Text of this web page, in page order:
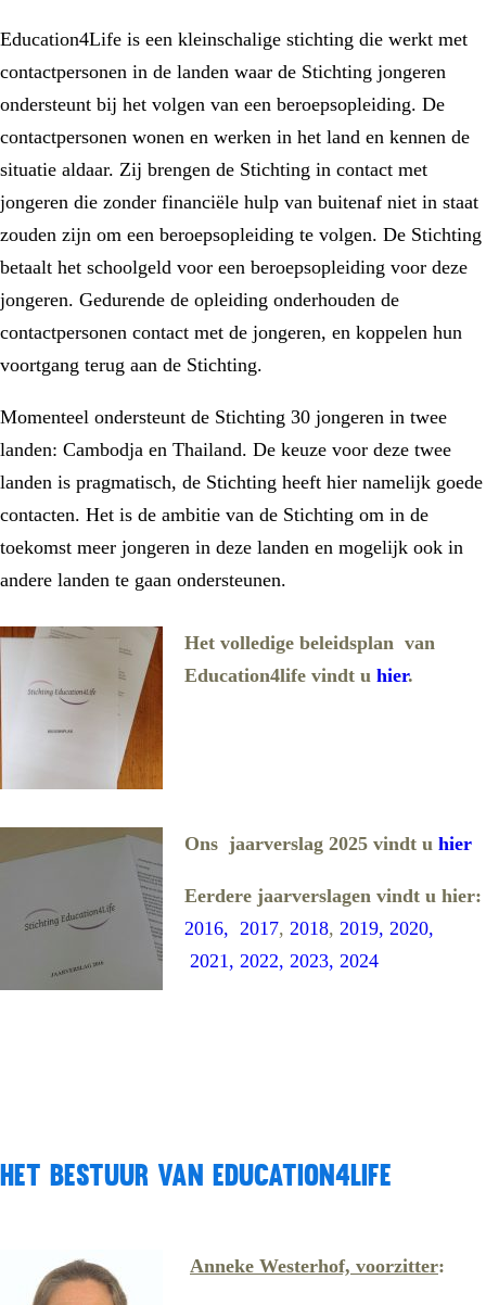
Education4Life is een kleinschalige stichting die werkt met
contactpersonen in de landen waar de Stichting jongeren
ondersteunt bij het volgen van een beroepsopleiding. De
contactpersonen wonen en werken in het land en kennen de
situatie aldaar. Zij brengen de Stichting in contact met
jongeren die zonder financiële hulp van buitenaf niet in staat
zouden zijn om een beroepsopleiding te volgen. De Stichting
betaalt het schoolgeld voor een beroepsopleiding voor deze
jongeren. Gedurende de opleiding onderhouden de
contactpersonen contact met de jongeren, en koppelen hun
voortgang terug aan de Stichting.
Momenteel ondersteunt de Stichting 30 jongeren in twee
landen: Cambodja en Thailand. De keuze voor deze twee
landen is pragmatisch, de Stichting heeft hier namelijk goede
contacten. Het is de ambitie van de Stichting om in de
toekomst meer jongeren in deze landen en mogelijk ook in
andere landen te gaan ondersteunen.
Het volledige beleidsplan van
Education4life vindt u hier.
Ons jaarverslag 2025 vindt u hier
Eerdere jaarverslagen vindt u hier:
2016, 2017, 2018, 2019, 2020,
2021, 2022, 2023, 2024
Het bestuur van Education4Life
Anneke Westerhof, voorzitter: